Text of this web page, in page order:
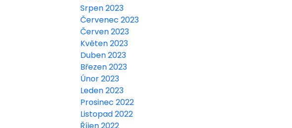
Srpen 2023
Červenec 2023
Červen 2023
Květen 2023
Duben 2023
Březen 2023
Únor 2023
Leden 2023
Prosinec 2022
Listopad 2022
Říjen 2022